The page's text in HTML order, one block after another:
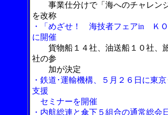
事業仕分けで「海へのチャレン
を改称
・「めざせ！ 海技者フェアin ＫＯ
に開催
貨物船１４社、油送船１０社、
社の参
加が決定
・鉄道･運輸機構、５月２６日に東
支援
セミナーを開催
・内航総連と傘下５組合の通常総会